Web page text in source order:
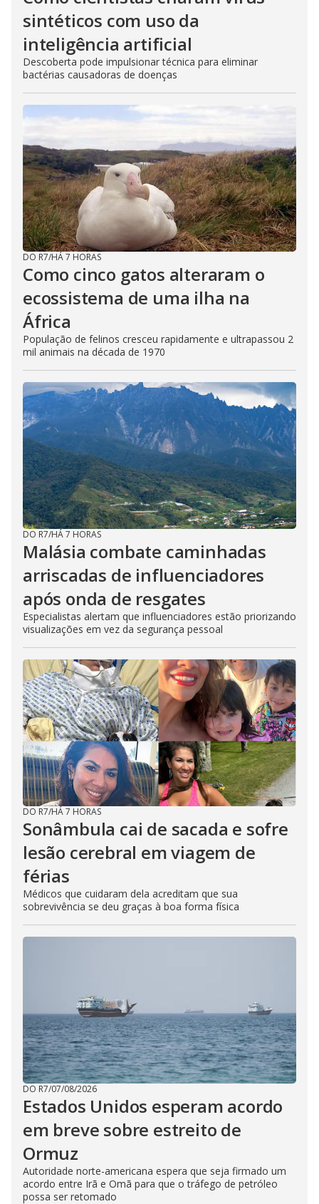
sintéticos com uso da
inteligência artificial
Descoberta pode impulsionar técnica para eliminar
bactérias causadoras de doenças
DO R7/HÁ 7 HORAS
Como cinco gatos alteraram o
ecossistema de uma ilha na
África
População de felinos cresceu rapidamente e ultrapassou 2
mil animais na década de 1970
DO R7/HÁ 7 HORAS
Malásia combate caminhadas
arriscadas de influenciadores
após onda de resgates
Especialistas alertam que influenciadores estão priorizando
visualizações em vez da segurança pessoal
DO R7/HÁ 7 HORAS
Sonâmbula cai de sacada e sofre
lesão cerebral em viagem de
férias
Médicos que cuidaram dela acreditam que sua
sobrevivência se deu graças à boa forma física
DO R7/07/08/2026
Estados Unidos esperam acordo
em breve sobre estreito de
Ormuz
Autoridade norte-americana espera que seja firmado um
acordo entre Irã e Omã para que o tráfego de petróleo
possa ser retomado